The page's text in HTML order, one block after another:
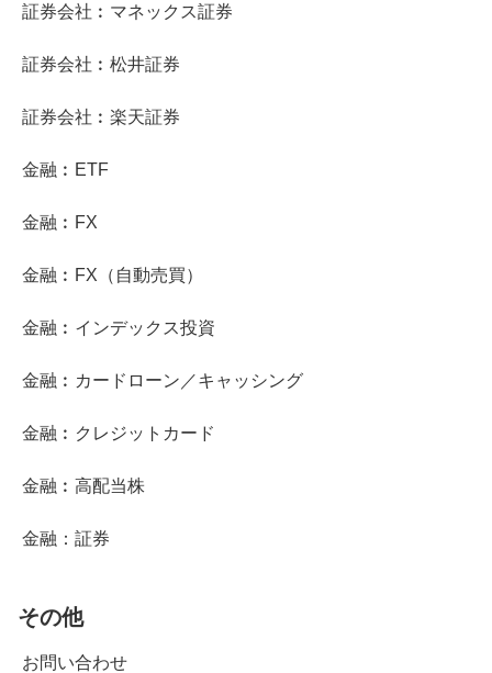
証券会社︰マネックス証券
証券会社︰松井証券
証券会社︰楽天証券
金融︰ETF
金融︰FX
金融︰FX（自動売買）
金融︰インデックス投資
金融︰カードローン／キャッシング
金融︰クレジットカード
金融︰高配当株
金融：証券
その他
お問い合わせ